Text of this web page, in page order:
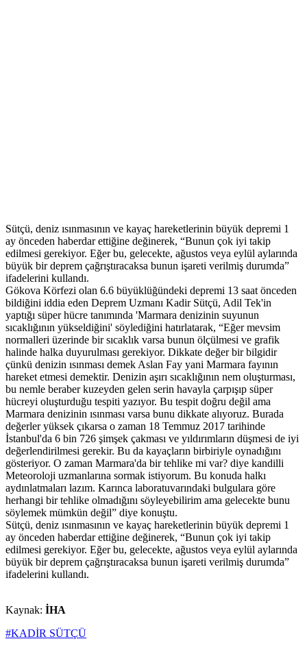
Sütçü, deniz ısınmasının ve kayaç hareketlerinin büyük depremi 1
ay önceden haberdar ettiğine değinerek, “Bunun çok iyi takip
edilmesi gerekiyor. Eğer bu, gelecekte, ağustos veya eylül aylarında
büyük bir deprem çağrıştıracaksa bunun işareti verilmiş durumda”
ifadelerini kullandı.
Gökova Körfezi olan 6.6 büyüklüğündeki depremi 13 saat önceden
bildiğini iddia eden Deprem Uzmanı Kadir Sütçü, Adil Tek'in
yaptığı süper hücre tanımında 'Marmara denizinin suyunun
sıcaklığının yükseldiğini' söylediğini hatırlatarak, “Eğer mevsim
normalleri üzerinde bir sıcaklık varsa bunun ölçülmesi ve grafik
halinde halka duyurulması gerekiyor. Dikkate değer bir bilgidir
çünkü denizin ısınması demek Aslan Fay yani Marmara fayının
hareket etmesi demektir. Denizin aşırı sıcaklığının nem oluşturması,
bu nemle beraber kuzeyden gelen serin havayla çarpışıp süper
hücreyi oluşturduğu tespiti yazıyor. Bu tespit doğru değil ama
Marmara denizinin ısınması varsa bunu dikkate alıyoruz. Burada
değerler yüksek çıkarsa o zaman 18 Temmuz 2017 tarihinde
İstanbul'da 6 bin 726 şimşek çakması ve yıldırımların düşmesi de iyi
değerlendirilmesi gerekir. Bu da kayaçların birbiriyle oynadığını
gösteriyor. O zaman Marmara'da bir tehlike mi var? diye kandilli
Meteoroloji uzmanlarına sormak istiyorum. Bu konuda halkı
aydınlatmaları lazım. Karınca laboratuvarındaki bulgulara göre
herhangi bir tehlike olmadığını söyleyebilirim ama gelecekte bunu
söylemek mümkün değil” diye konuştu.
Sütçü, deniz ısınmasının ve kayaç hareketlerinin büyük depremi 1
ay önceden haberdar ettiğine değinerek, “Bunun çok iyi takip
edilmesi gerekiyor. Eğer bu, gelecekte, ağustos veya eylül aylarında
büyük bir deprem çağrıştıracaksa bunun işareti verilmiş durumda”
ifadelerini kullandı.
Kaynak: İHA
#KADİR SÜTÇÜ